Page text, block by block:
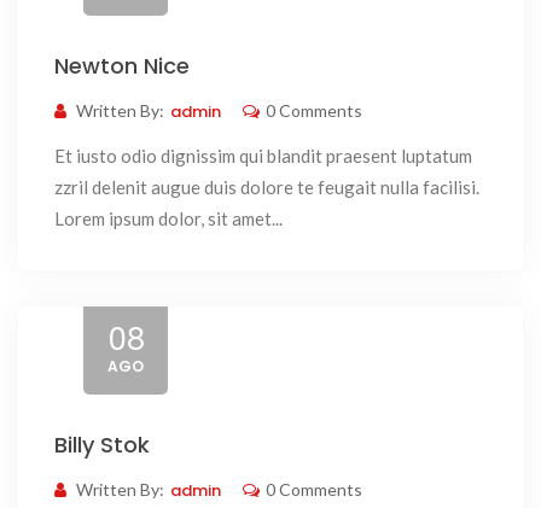
Newton Nice
Written By: admin 0 Comments
Et iusto odio dignissim qui blandit praesent luptatum
zzril delenit augue duis dolore te feugait nulla facilisi.
Lorem ipsum dolor, sit amet...
08
AGO
Billy Stok
Written By: admin 0 Comments